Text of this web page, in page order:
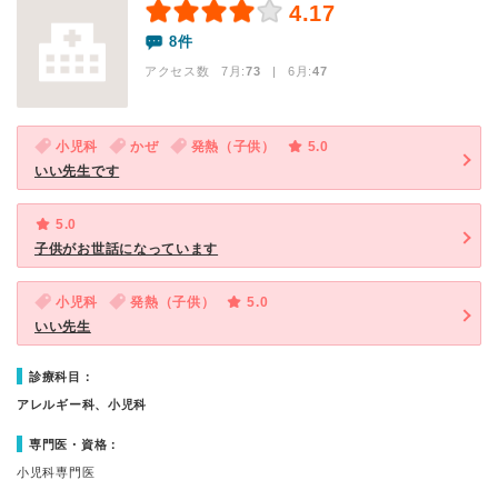
4.17
8件
アクセス数 7月:73 | 6月:47
小児科 かぜ 発熱（子供）
5.0
いい先生です
5.0
子供がお世話になっています
小児科 発熱（子供）
5.0
いい先生
診療科目：
アレルギー科、小児科
専門医・資格：
小児科専門医